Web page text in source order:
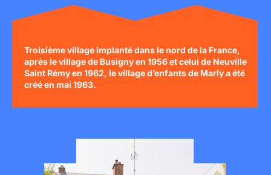
Actualités
Mon espace donateur
Troisième village implanté dans le nord de la France,
après le village de Busigny en 1956 et celui de Neuville
Saint Rémy en 1962, le village d’enfants de Marly a été
créé en mai 1963.